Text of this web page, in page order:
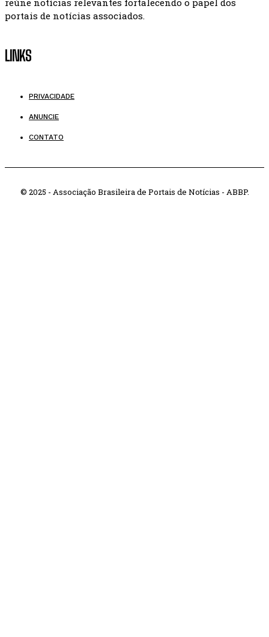
reúne notícias relevantes fortalecendo o papel dos
portais de notícias associados.
LINKS
PRIVACIDADE
ANUNCIE
CONTATO
© 2025 - Associação Brasileira de Portais de Notícias - ABBP.